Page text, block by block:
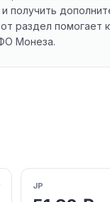
получить
раздел помогает
Монеза.
JP